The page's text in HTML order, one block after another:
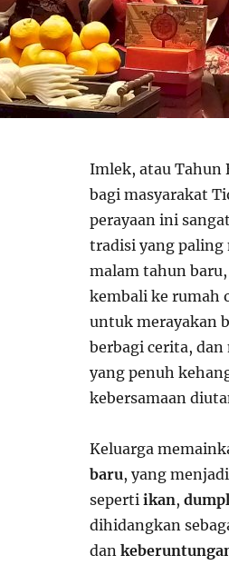
Imlek, atau Tahun
bagi masyarakat
perayaan ini
tradisi yang paling
malam tahun
kembali ke rumah
untuk merayakan
berbagi cerita,
yang penuh
kebersamaan
Keluarga
baru, yang
seperti ikan,
dihidangkan
dan